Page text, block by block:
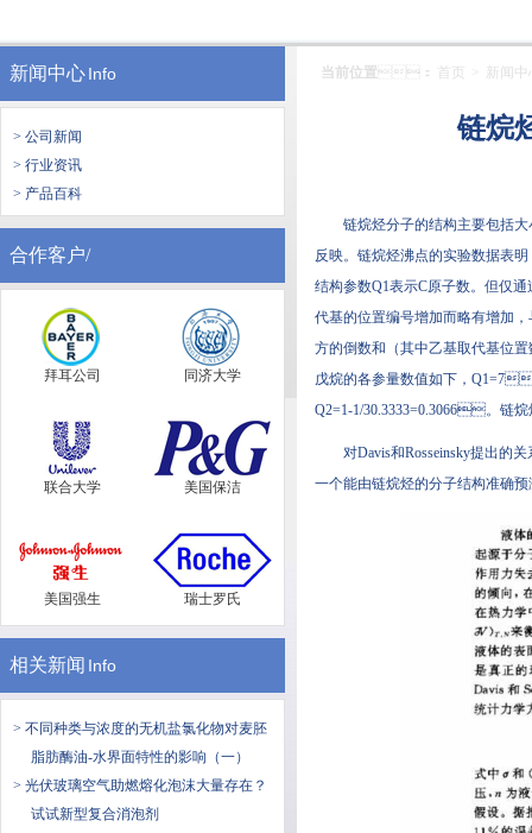
新闻中心Info
> 公司新闻
> 行业资讯
> 产品百科
合作客户/
拜耳公司 同济大学
联合大学 美国保洁
美国强生 瑞士罗氏
相关新闻 Info
> 不同种类与浓度的无机盐氯化物对麦胚
脂肪酶油-水界面特性的影响（一）
> 光伏玻璃空气助燃熔化泡沫大量存在？
试试新型复合消泡剂
当前位置 ： 首页 > 新闻中
链烷
链烷烃分子的结构主要包括大
反映。链烷烃沸点的实验数据表明
结构参数Q1表示C原子数。但仅通
代基的位置编号增加而略有增加，
方的倒数和（其中乙基取代基位置数
戊烷的各参量数值如下，
Q2=1-1/30.3333=0.3066。链烷
对Davis和Rosseinsky提出的关系
一个能由链烷烃的分子结构准确预测